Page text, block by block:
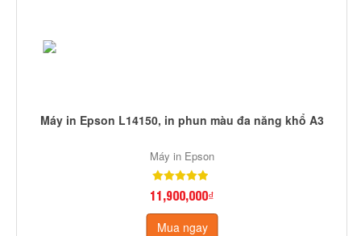
Máy in Epson L14150, in phun màu đa năng khổ A3
Máy in Epson
11,900,000₫
Mua ngay